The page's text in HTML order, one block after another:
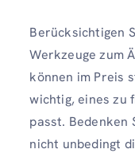
Berücksichtigen
Werkzeuge zum
können im Preis
wichtig, eines zu
passt. Bedenken
nicht unbedingt